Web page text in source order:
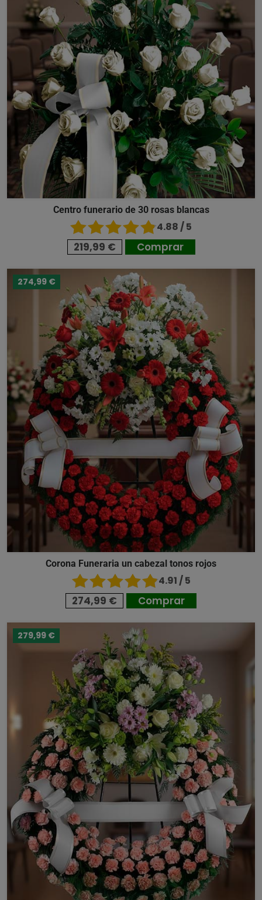
Centro funerario de 30 rosas blancas
4.88 / 5
219,99 € Comprar
274,99 €
Corona Funeraria un cabezal tonos rojos
4.91 / 5
274,99 € Comprar
279,99 €